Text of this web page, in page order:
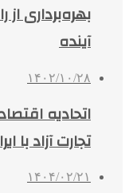
بهره‌برداری از
آینده
۱۴۰۲/۱۰/۲۸
اتحادیه
تجارت آزاد
۱۴۰۴/۰۲/۲۱